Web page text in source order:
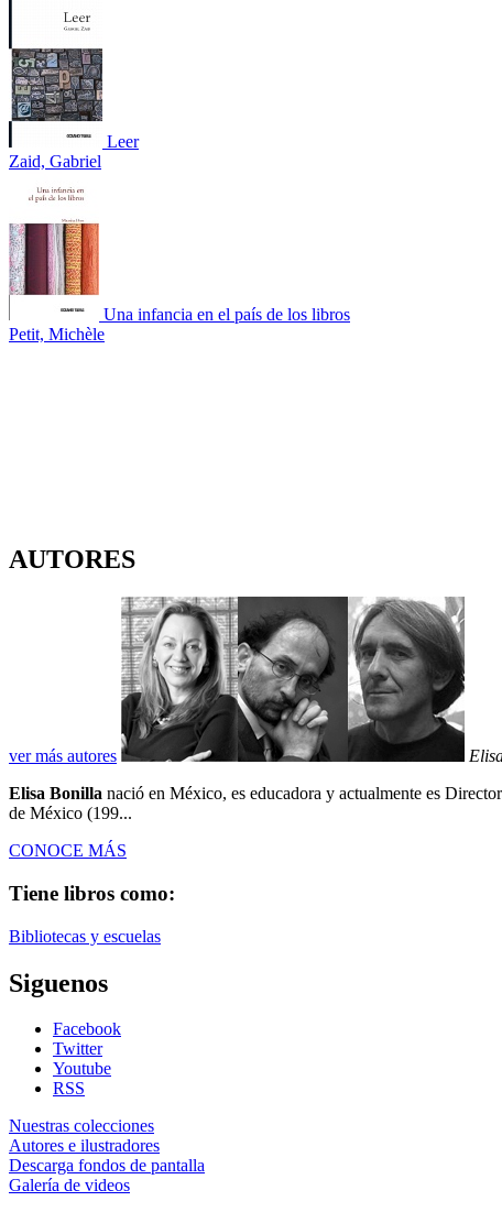
Leer
Zaid, Gabriel
Una infancia en el país de los libros
Petit, Michèle
AUTORES
ver más autores
Elisa Bonilla nació en México, es educadora y actualmente es
de México (199...
CONOCE MÁS
Tiene libros como:
Bibliotecas y escuelas
Siguenos
Facebook
Twitter
Youtube
RSS
Nuestras colecciones
Autores e ilustradores
Descarga fondos de pantalla
Galería de videos